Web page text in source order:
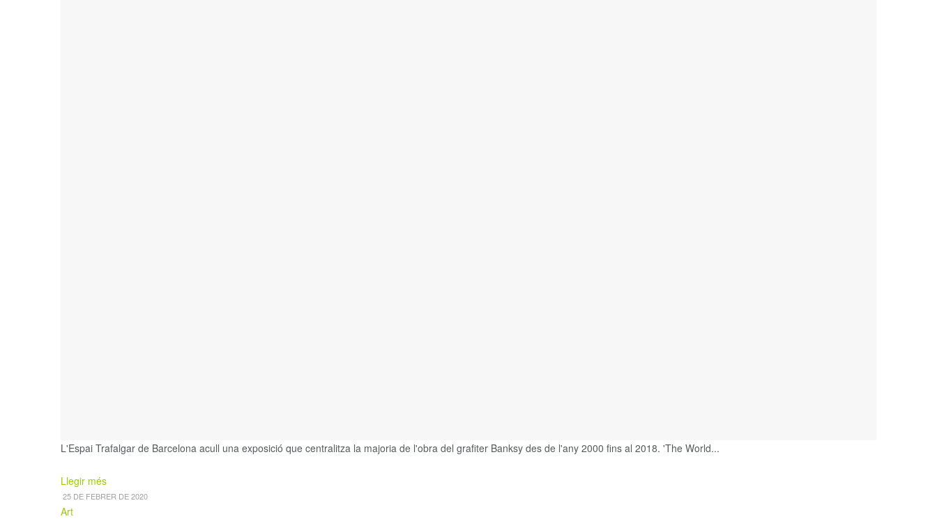
L'Espai Trafalgar de Barcelona acull una exposició que centralitza la majoria de l'obra del grafiter Banksy des de l'any 2000 fins al 2018. 'The World...
Llegir mésDetails
25 DE FEBRER DE 2020
Art